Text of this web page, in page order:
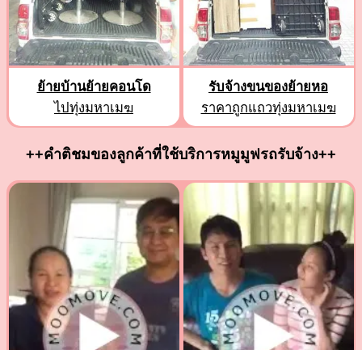
ย้ายบ้านย้ายคอนโด
ไปทุ่งมหาเมฆ
รับจ้างขนของย้ายหอ
ราคาถูกแถวทุ่งมหาเมฆ
++คำติชมของลูกค้าที่ใช้บริการหมูมูฟรถรับจ้าง++